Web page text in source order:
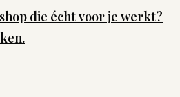
die écht voor je werkt?